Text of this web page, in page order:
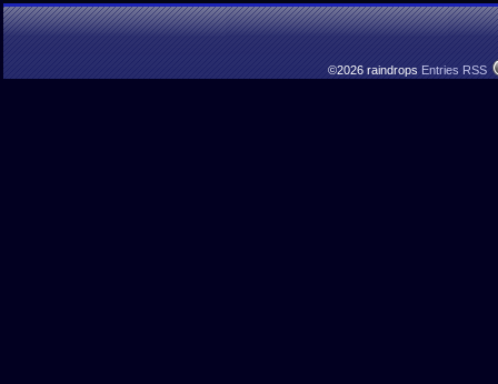
©2026 raindrops Entries RSS